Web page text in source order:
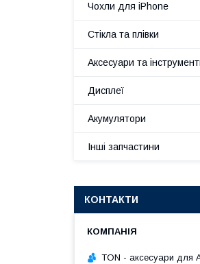
Чохли для iPhone
Стікла та плівки
Аксесуари та
Дисплеї
Акумулятори
Інші запчастини
КОНТАКТИ
TON - аксесуари для